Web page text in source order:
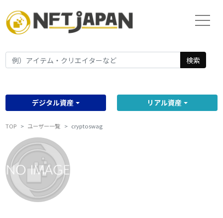
検索
デジタル資産 リアル資産
TOP ユーザー一覧 cryptoswag